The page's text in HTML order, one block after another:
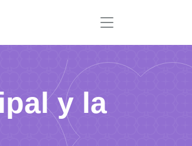
y la